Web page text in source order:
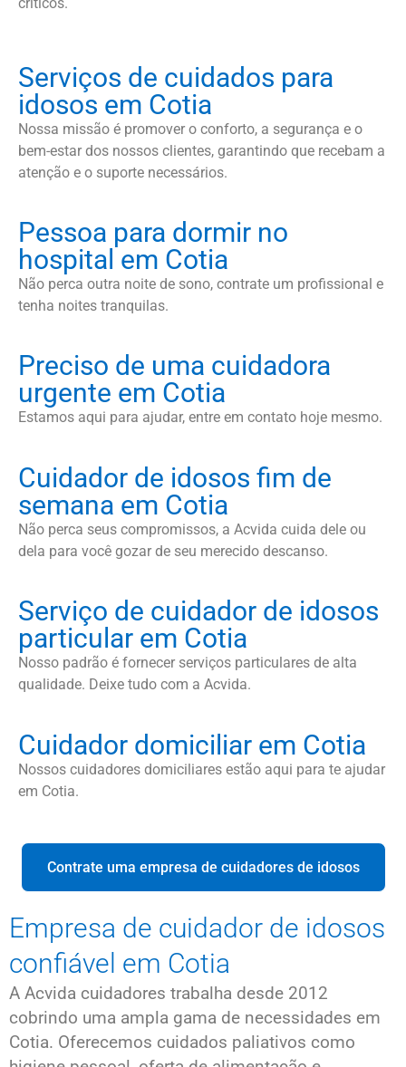
Serviços de cuidados para
idosos em Cotia
Nossa missão é promover o conforto, a segurança e o
bem-estar dos nossos clientes, garantindo que recebam a
atenção e o suporte necessários.
Pessoa para dormir no
hospital em Cotia
Não perca outra noite de sono, contrate um profissional e
tenha noites tranquilas.
Preciso de uma cuidadora
urgente em Cotia
Estamos aqui para ajudar, entre em contato hoje mesmo.
Cuidador de idosos fim de
semana em Cotia
Não perca seus compromissos, a Acvida cuida dele ou
dela para você gozar de seu merecido descanso.
Serviço de cuidador de idosos
particular em Cotia
Nosso padrão é fornecer serviços particulares de alta
qualidade. Deixe tudo com a Acvida.
Cuidador domiciliar em Cotia
Nossos cuidadores domiciliares estão aqui para te ajudar
em Cotia.
Contrate uma empresa de cuidadores de idosos
Empresa de cuidador de idosos
confiável em Cotia
A Acvida cuidadores trabalha desde 2012
cobrindo uma ampla gama de necessidades em
Cotia. Oferecemos cuidados paliativos como